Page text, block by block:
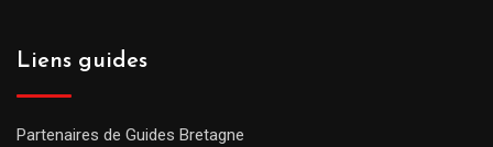
Liens guides
Partenaires de Guides Bretagne